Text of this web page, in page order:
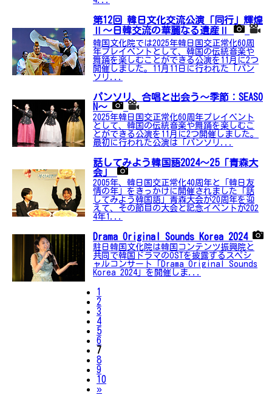
第12回 韓日文化交流公演「同行」輝煌
Ⅱ～日韓交流の華麗なる遺産Ⅱ
韓国文化院では2025年韓日国交正常化60周
年プレイベントとして、韓国の伝統音楽や
舞踊を楽しむことができる公演を11月に2つ
開催しました。11月11日に行われた「パン
ソリ...
パンソリ、合唱と出会う～季節：SEASO
N～
2025年韓日国交正常化60周年プレイベント
として、韓国の伝統音楽や舞踊を楽しむこ
とができる公演を11月に2つ開催しました。
最初に行われた公演は「パンソリ...
話してみよう韓国語2024～25「青森大
会」
2005年、韓日国交正常化40周年と「韓日友
情の年」をきっかけに開催されました「話
してみよう韓国語」青森大会が20周年を迎
えて、その節目の大会と記念イベントが202
4年1...
Drama Original Sounds Korea 2024
駐日韓国文化院は韓国コンテンツ振興院と
共同で韓国ドラマのOSTを披露するスペシ
ャルコンサート「Drama Original Sounds
Korea 2024」を開催しま...
1
2
3
4
5
6
7
8
9
10
»Next